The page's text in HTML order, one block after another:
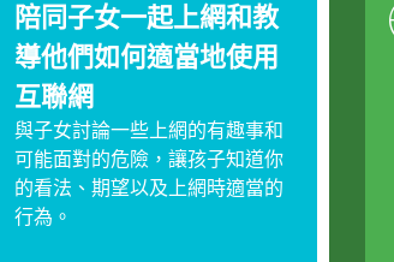
陪同子女一起上網和教
導他們如何適當地使用
互聯網
與子女討論一些上網的有趣事和
可能面對的危險，讓孩子知道你
的看法、期望以及上網時適當的
行為。